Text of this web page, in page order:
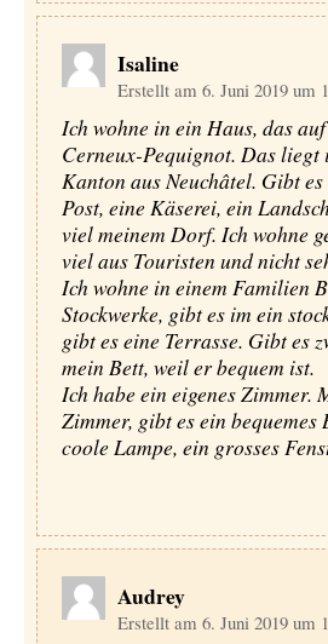
Isaline
Erstellt am 6. Juni 2019 um
Ich wohne in ein Haus, das
Cerneux-Pequignot. Das liegt
Kanton aus Neuchâtel. Gibt
Post, eine Käserei, ein
viel meinem Dorf. Ich wohne
viel aus Touristen und nicht
Ich wohne in einem Familien
Stockwerke, gibt es im ein
gibt es eine Terrasse. Gibt es
mein Bett, weil er bequem ist.
Ich habe ein eigenes
Zimmer, gibt es ein
coole Lampe, ein grosses
Audrey
Erstellt am 6. Juni 2019 um